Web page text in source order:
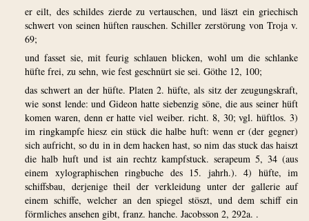
er eilt, des schildes zierde zu vertauschen, und läszt ein griechisch
schwert von seinen hüften rauschen. Schiller zerstörung von Troja v.
69;
und fasset sie, mit feurig schlauen blicken, wohl um die schlanke
hüfte frei, zu sehn, wie fest geschnürt sie sei. Göthe 12, 100;
das schwert an der hüfte. Platen 2. hüfte, als sitz der zeugungskraft,
wie sonst lende: und Gideon hatte siebenzig söne, die aus seiner hüft
komen waren, denn er hatte viel weiber. richt. 8, 30; vgl. hüftlos. 3)
im ringkampfe hiesz ein stück die halbe huft: wenn er (der gegner)
sich aufricht, so du in in dem hacken hast, so nim das stuck das haiszt
die halb huft und ist ain rechtz kampfstuck. serapeum 5, 34 (aus
einem xylographischen ringbuche des 15. jahrh.). 4) hüfte, im
schiffsbau, derjenige theil der verkleidung unter der gallerie auf
einem schiffe, welcher an den spiegel stöszt, und dem schiff ein
förmliches ansehen gibt, franz. hanche. Jacobsson 2, 292a. .